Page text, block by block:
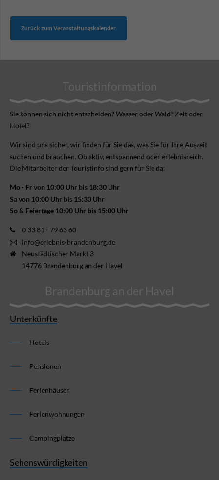
Zurück zum Veranstaltungskalender
Touristinformation
Sie können sich nicht ent­scheiden? Wasser oder Wald? Zelt oder
Hotel?
Wir sind uns sicher, wir finden für Sie das, was Sie für Ihre Aus­zeit
suchen und brauchen. Ob aktiv, ent­spannend oder erlebnis­reich.
Die Mitarbeiter der Touristinfo sind gern für Sie da:
Mo - Fr von 10:00 Uhr bis 18:30 Uhr
Sa von 10:00 Uhr bis 15:30 Uhr
So & Feiertage 10:00 Uhr bis 15:00 Uhr
0 33 81 - 79 63 60
info@erlebnis-brandenburg.de
Neustädtischer Markt 3
14776 Brandenburg an der Havel
Brandenburg an der Havel
Unterkünfte
Hotels
Pensionen
Ferienhäuser
Ferienwohnungen
Campingplätze
Sehenswürdigkeiten